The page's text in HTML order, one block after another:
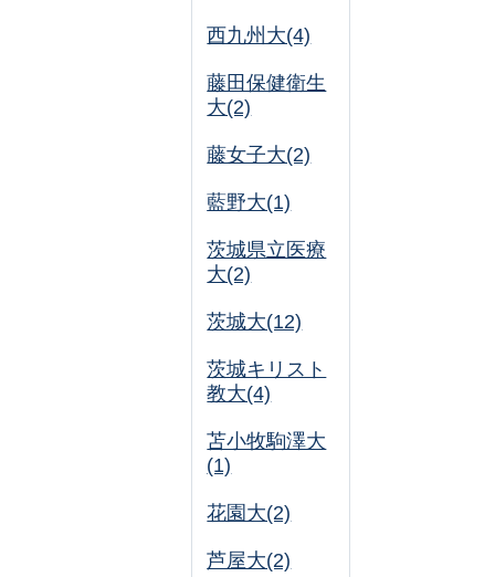
西九州大(4)
藤田保健衛生
大(2)
藤女子大(2)
藍野大(1)
茨城県立医療
大(2)
茨城大(12)
茨城キリスト
教大(4)
苫小牧駒澤大
(1)
花園大(2)
芦屋大(2)